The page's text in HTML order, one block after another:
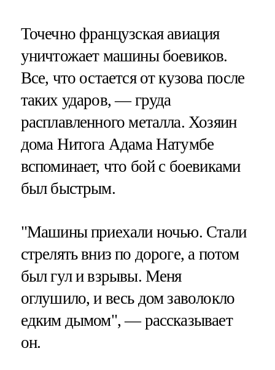
Точечно французская авиация
уничтожает машины боевиков.
Все, что остается от кузова после
таких ударов, — груда
расплавленного металла. Хозяин
дома Нитога Адама Натумбе
вспоминает, что бой с боевиками
был быстрым.
"Машины приехали ночью. Стали
стрелять вниз по дороге, а потом
был гул и взрывы. Меня
оглушило, и весь дом заволокло
едким дымом", — рассказывает
он.